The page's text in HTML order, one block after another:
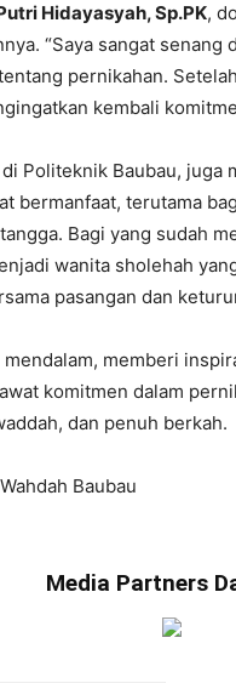
Hidayasyah, Sp.PK,
“Saya sangat senang
pernikahan.
kembali
Politeknik Baubau, juga
bermanfaat, terutama
Bagi yang sudah
wanita sholehah
pasangan dan
memberi
komitmen dalam
dan penuh berkah.
Baubau
Media Partners